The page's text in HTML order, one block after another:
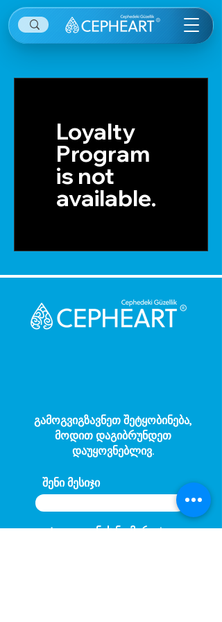
Loyalty
Program
is not
available.
გამოგვიგზავნეთ შეტყობინება,
მოდით დაგიბრუნდეთ
დაუყოვნებლივ.
შენი მესიჯი
ტელეფონის ნომერი